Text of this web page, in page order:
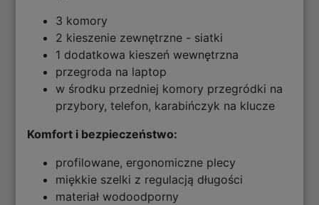
3 komory
2 kieszenie zewnętrzne - siatki
1 dodatkowa kieszeń wewnętrzna
przegroda na laptop
w środku przedniej komory przegródki na
przybory, telefon, karabińczyk na klucze
Komfort i bezpieczeństwo:
profilowane, ergonomiczne plecy
miękkie szelki z regulacją długości
materiał wodoodporny